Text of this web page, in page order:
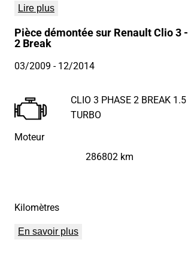
Lire plus
Pièce démontée sur Renault Clio 3
2 Break
03/2009 - 12/2014
Moteur
CLIO 3 PHASE 2 BREAK
TURBO
Kilomètres
286802 km
En savoir plus